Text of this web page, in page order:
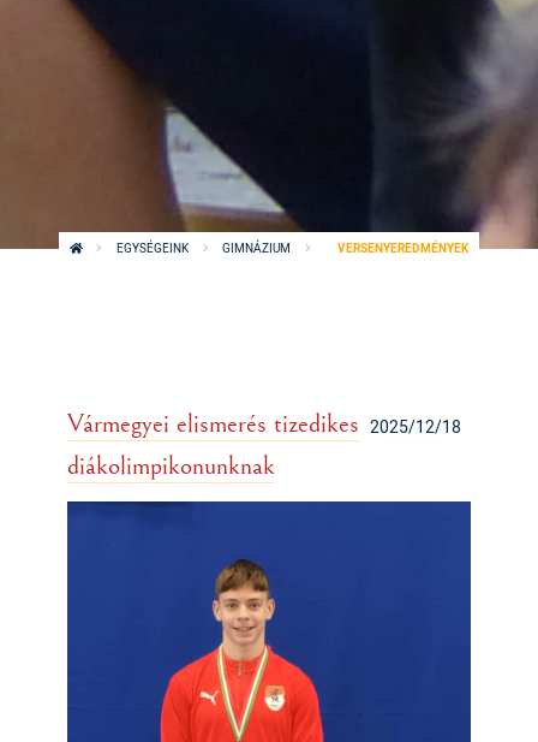
EGYSÉGEINK GIMNÁZIUM VERSENYEREDMÉNYEK
2025/12/18
Vármegyei elismerés tizedikes
diákolimpikonunknak